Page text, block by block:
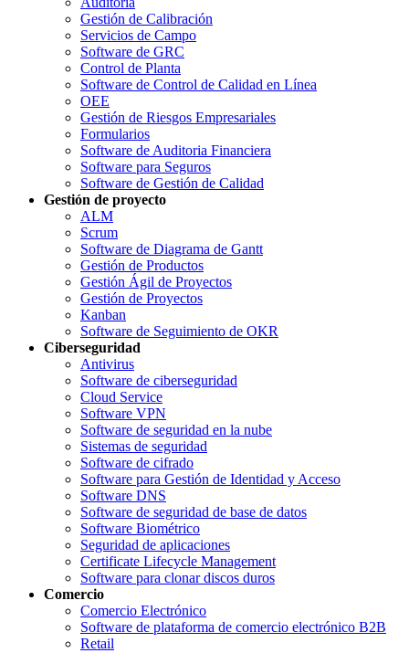
Gestión de Calibración
Servicios de Campo
Software de GRC
Control de Planta
Software de Control de Calidad en Línea
OEE
Gestión de Riesgos Empresariales
Formularios
Software de Auditoria Financiera
Software para Seguros
Software de Gestión de Calidad
Gestión de proyecto
ALM
Scrum
Software de Diagrama de Gantt
Gestión de Productos
Gestión Ágil de Proyectos
Gestión de Proyectos
Kanban
Software de Seguimiento de OKR
Ciberseguridad
Antivirus
Software de ciberseguridad
Cloud Service
Software VPN
Software de seguridad en la nube
Sistemas de seguridad
Software de cifrado
Software para Gestión de Identidad y Acceso
Software DNS
Software de seguridad de base de datos
Software Biométrico
Seguridad de aplicaciones
Certificate Lifecycle Management
Software para clonar discos duros
Comercio
Comercio Electrónico
Software de plataforma de comercio electrónico B2B
Retail